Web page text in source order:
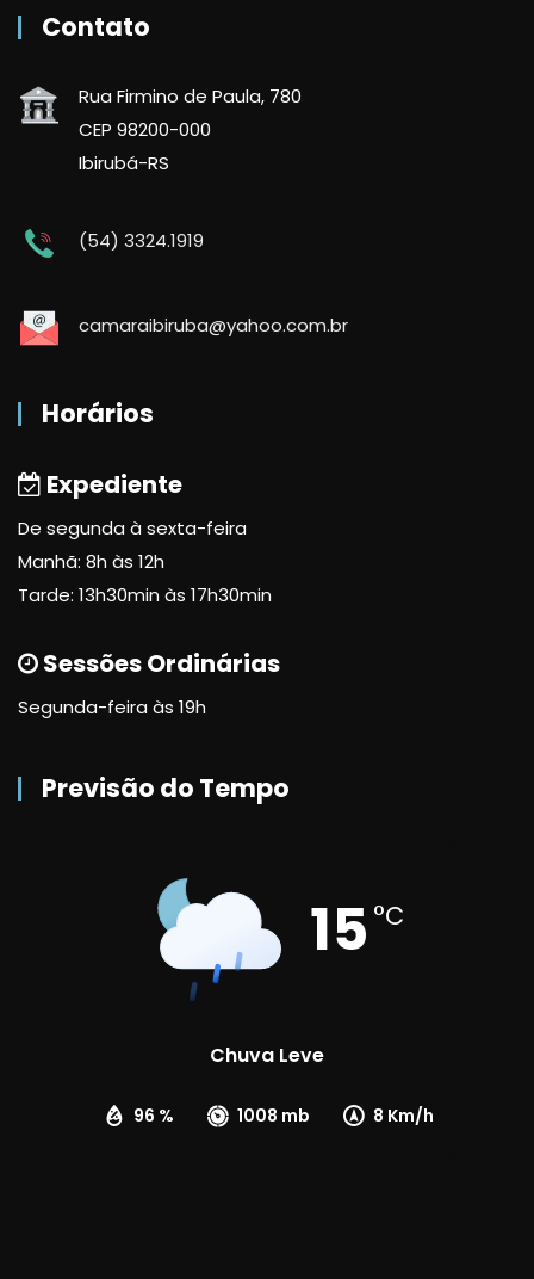
Contato
Rua Firmino de Paula, 780
CEP 98200-000
Ibirubá-RS
(54) 3324.1919
camaraibiruba@yahoo.com.br
Horários
Expediente
De segunda à sexta-feira
Manhã: 8h às 12h
Tarde: 13h30min às 17h30min
Sessões Ordinárias
Segunda-feira às 19h
Previsão do Tempo
15 °C
Chuva Leve
96 % 1008 mb 8 Km/h